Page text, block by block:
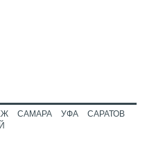
САМАРА УФА
САРАТОВ